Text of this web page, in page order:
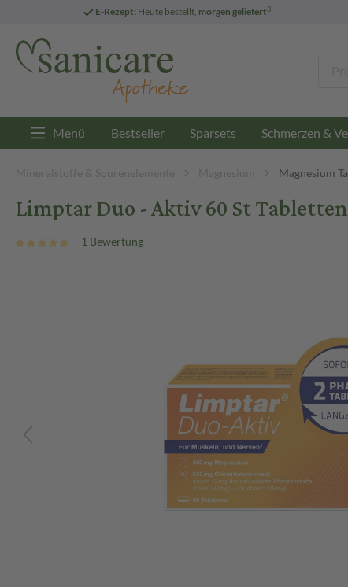
E-Rezept: Heute bestellt, morgen geliefert3
Menü Bestseller Sparsets Schmerzen &
Mineralstoffe & Spurenelemente Magnesium Magnesium
Limptar Duo - Aktiv 60 St Tabletten
1 Bewertung